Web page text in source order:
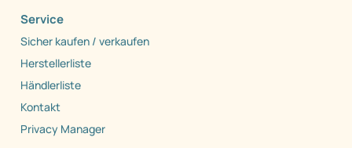
Service
Sicher kaufen / verkaufen
Herstellerliste
Händlerliste
Kontakt
Privacy Manager